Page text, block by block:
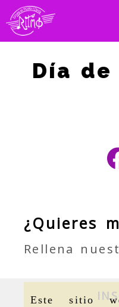
Este sitio
Día
¿Quieres
Rellena